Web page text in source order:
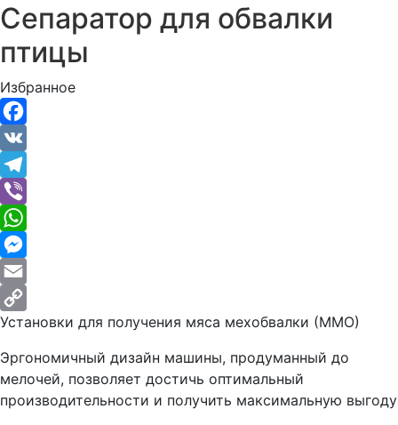
Сепаратор для обвалки
птицы
Избранное
Facebook
VK
Telegram
Viber
WhatsApp
Messenger
Email
Copy
Link
Установки для получения мяса мехобвалки (ММО)
Эргономичный дизайн машины, продуманный до
мелочей, позволяет достичь оптимальный
производительности и получить максимальную выгоду